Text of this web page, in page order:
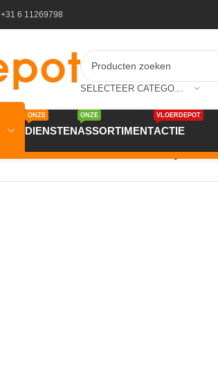
+31 6 11269798
DIENSTEN
ONZE
ASSORTIMENT
ONZE
ACTIE
VLOERDEPOT
Plinten/JOKA Plint 14×58 mm AQUA